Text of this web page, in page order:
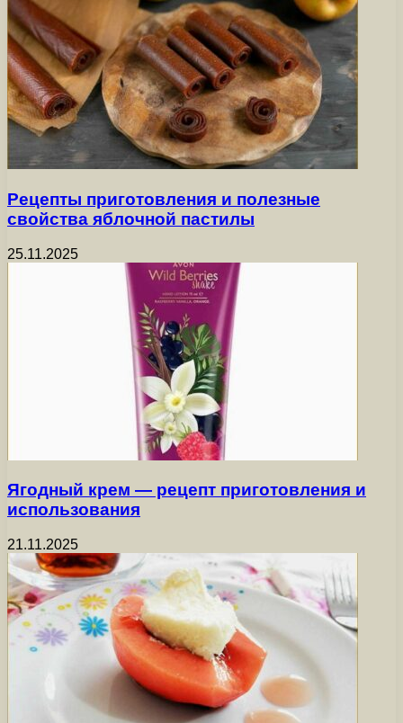
Рецепты приготовления и полезные
свойства яблочной пастилы
25.11.2025
Ягодный крем — рецепт приготовления и
использования
21.11.2025